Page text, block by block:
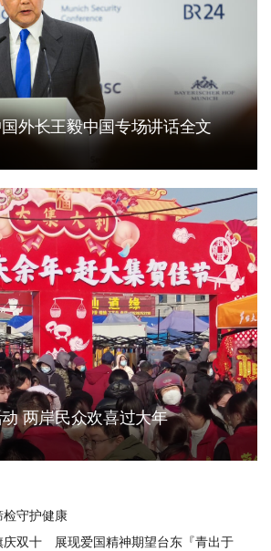
外长王毅中国专场讲话全文
两岸民众欢喜过大年
守护健康
庆双十 展现爱国精神期望台东『青出于